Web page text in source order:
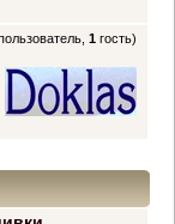
1 гость)